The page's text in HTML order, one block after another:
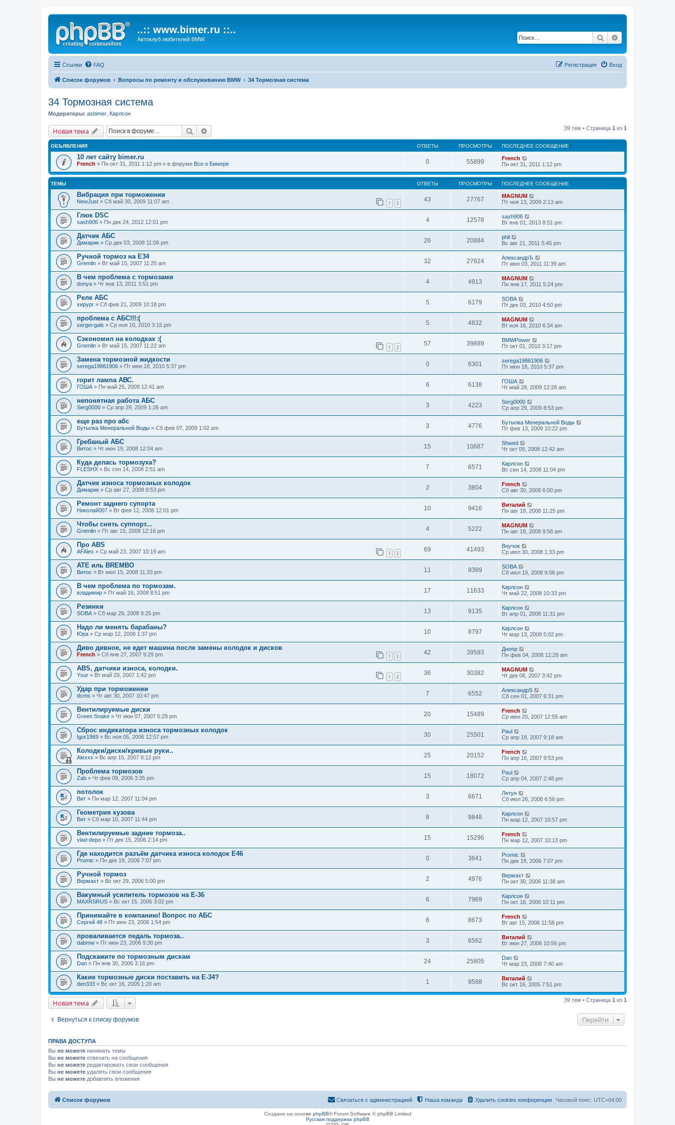
..:: www.bimer.ru ::..
Автоклуб любителей BMW Поиск
Ссылки FAQ Вход
Регистрация
Список форумов Вопросы по ремонту и обслуживанию BMW 34 Тормозная система
34 Тормозная система
Модераторы: asbimer Карлсон
Новая тема Поиск 39 тем • Страница 1 из 1
ОБЪЯВЛЕНИЯ ОТВЕТЫ ПРОСМОТРЫ ПОСЛЕДНЕЕ СООБЩЕНИЕ
10 лет сайту bimer.ru
French » Пн окт 31, 2011 1:12 pm » в форуме Все о Бимере 0 55899
French
Пн окт 31, 2011 1:12 pm
ТЕМЫ ОТВЕТЫ ПРОСМОТРЫ ПОСЛЕДНЕЕ СООБЩЕНИЕ
Вибрация при торможении
NewJust » Сб май 30, 2009 11:07 am 1 2
43 27767
MAGNUM
Пт ноя 13, 2009 2:13 am
Глюк DSC
sash906 » Пн дек 24, 2012 12:01 pm 4 12578
sash906
Вт янв 01, 2013 8:51 pm
Датчик АБС
Димарик » Ср дек 03, 2008 11:06 pm 26 20884
phil
Вс авг 21, 2011 5:45 pm
Ручной тормоз на Е34
Gremlin » Вт май 15, 2007 11:25 am 32 27624
АлександрЪ
Пт июн 03, 2011 11:39 am
В чем проблема с тормозами
donya » Чт янв 13, 2011 3:51 pm 4 4913
MAGNUM
Пн янв 17, 2011 5:24 pm
Реле АБС
хирург » Сб фев 21, 2009 10:18 pm 5 6179
SOBA
Пт дек 03, 2010 4:50 pm
проблема с АБС!!!:(
sergei-gals » Ср ноя 10, 2010 3:15 pm 5 4832
MAGNUM
Вт ноя 16, 2010 6:34 am
Сэкономил на колодках :(
Gremlin » Вт май 15, 2007 11:22 am 1 2
57 39889
BMWPower
Пт окт 01, 2010 3:17 pm
Замена тормозной жидкости
serega19861906 » Пт июн 18, 2010 5:37 pm 0 6301
serega19861906
Пт июн 18, 2010 5:37 pm
горит лампа АВС.
ГОША » Пн май 25, 2009 12:41 am 6 6138
ГОША
Чт май 28, 2009 12:28 am
непонятная работа АБС
Serg0000 » Ср апр 29, 2009 1:26 am 3 4223
Serg0000
Ср апр 29, 2009 8:53 pm
еще раз про абс
Бутылка Менеральной Воды » Сб фев 07, 2009 1:02 am 3 4776
Бутылка Менеральной Воды
Пт фев 13, 2009 10:22 pm
Гребаный АБС
Витос » Чт июн 19, 2008 12:04 am 15 10687
Shwed
Чт окт 09, 2008 12:42 am
Куда делась тормозуха?
FLESHX » Вс сен 14, 2008 2:51 am 7 6571
Карлсон
Вс сен 14, 2008 11:04 pm
Датчик износа тормозных колодок
Димарик » Ср авг 27, 2008 8:53 pm 2 3804
French
Сб авг 30, 2008 6:00 pm
Ремонт заднего супорта
Николай007 » Вт фев 12, 2008 12:01 pm 10 9416
Виталий
Пн авг 18, 2008 11:25 pm
Чтобы снять суппорт...
Gremlin » Пт авг 15, 2008 12:16 pm 4 5222
MAGNUM
Пн авг 18, 2008 9:58 am
Про ABS
AFAlex » Ср май 23, 2007 10:19 am 1 2
69 41493
Внучок
Ср июл 30, 2008 1:33 pm
АТЕ иль BREMBO
Витос » Вт июл 15, 2008 11:33 pm 11 9389
SOBA
Сб июл 19, 2008 9:06 pm
В чем проблема по тормозам.
владимир » Пт май 16, 2008 8:51 pm 17 11633
Карлсон
Чт май 22, 2008 10:33 pm
Резинки
SOBA » Сб мар 29, 2008 9:25 pm 13 9135
Карлсон
Вт апр 01, 2008 11:31 pm
Надо ли менять барабаны?
Юра » Ср мар 12, 2008 1:37 pm 10 8797
Карлсон
Чт мар 13, 2008 5:02 pm
Диво дивное, не едет машина после замены колодок и дисков
French » Сб янв 27, 2007 9:29 pm 1 2
42 39593
Днепр
Пн фев 04, 2008 12:28 am
ABS, датчики износа, колодки.
Ysur » Вт май 29, 2007 1:42 pm 1 2
36 30382
MAGNUM
Чт дек 06, 2007 3:42 pm
Удар при торможении
dcms » Чт авг 30, 2007 10:47 pm 7 6552
АлександрS
Сб сен 01, 2007 6:31 pm
Вентилируемые диски
Green Snake » Чт июн 07, 2007 5:29 pm 20 15489
French
Ср июн 20, 2007 12:55 am
Сброс индикатора износа тормозных колодок
Igor1969 » Вс ноя 05, 2006 12:57 pm 30 25501
Paul
Ср апр 18, 2007 9:18 am
Колодки/диски/кривые руки..
Alexxx » Вс апр 15, 2007 8:12 pm 25 20152
French
Пн апр 16, 2007 9:53 pm
Проблема тормозов
Zab » Чт фев 09, 2006 3:35 pm 15 18072
Paul
Ср апр 04, 2007 2:48 pm
потолок
Вит » Пн мар 12, 2007 11:04 pm 3 6671
Летун
Сб июл 26, 2008 6:56 pm
Геометрия кузова
Вит » Сб мар 10, 2007 11:44 pm 8 9848
Карлсон
Пн мар 12, 2007 10:57 pm
Вентилируемые задние тормоза..
vlad-depo » Пт дек 15, 2006 2:14 pm 15 15296
French
Пн мар 12, 2007 10:13 pm
Где находится разъём датчика износа колодок Е46
Promic » Пн дек 18, 2006 7:07 pm 0 3641
Promic
Пн дек 18, 2006 7:07 pm
Ручной тормоз
Вермахт » Вс окт 29, 2006 5:00 pm 2 4976
Вермахт
Пн окт 30, 2006 11:38 am
Вакумный усилитель тормозов на Е-36
MAXRSRUS » Вс окт 15, 2006 3:02 pm 6 7969
Карлсон
Пн окт 16, 2006 10:11 pm
Принимайте в компанию! Вопрос по АБС
Сергей 48 » Пт июн 23, 2006 1:54 pm 6 8673
French
Вт авг 15, 2006 11:58 pm
проваливается педаль тормоза..
dabmw » Пт июн 23, 2006 9:30 pm 3 6562
Виталий
Вт июн 27, 2006 10:56 pm
Подскажите по тормозным дискам
Dan » Пн янв 30, 2006 3:16 pm 24 25805
Dan
Чт мар 23, 2006 7:40 am
Какие тормозные диски поставить на Е-34?
den333 » Вс окт 16, 2005 1:20 am 1 9588
Виталий
Вс окт 16, 2005 7:51 pm
Новая тема 39 тем • Страница 1 из 1
Вернуться к списку форумов Перейти
ПРАВА ДОСТУПА
Вы не можете начинать темы
Вы не можете отвечать на сообщения
Вы не можете редактировать свои сообщения
Вы не можете удалять свои сообщения
Вы не можете добавлять вложения
Список форумов Часовой пояс: UTC+04:00
Удалить cookies конференции
Наша команда
Связаться с администрацией
Создано на основе phpBB® Forum Software © phpBB Limited
Русская поддержка phpBB